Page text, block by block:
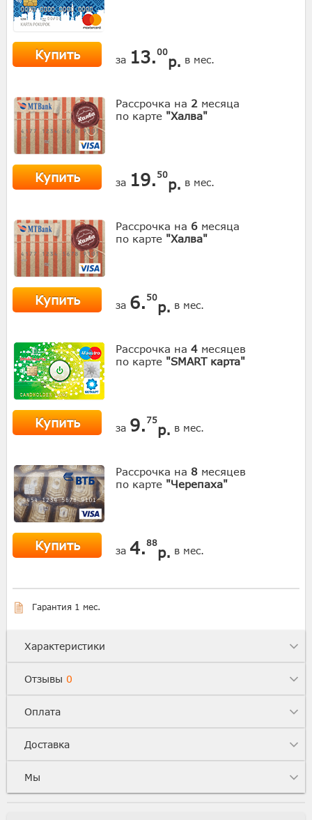
Купить за 13.00
р. в мес.
Рассрочка на 2 месяца
по карте "Халва"
Купить за 19. 50
р. в мес.
Рассрочка на 6 месяца
по карте "Халва"
Купить за 6. 50
р. в мес.
Рассрочка на 4 месяцев
по карте "SMART карта"
Купить за 9. 75
р. в мес.
Рассрочка на 8 месяцев
по карте "Черепаха"
Купить за 4.88
р. в мес.
Гарантия 1 мес.
Характеристики
Отзывы 0
Оплата
Доставка
Мы